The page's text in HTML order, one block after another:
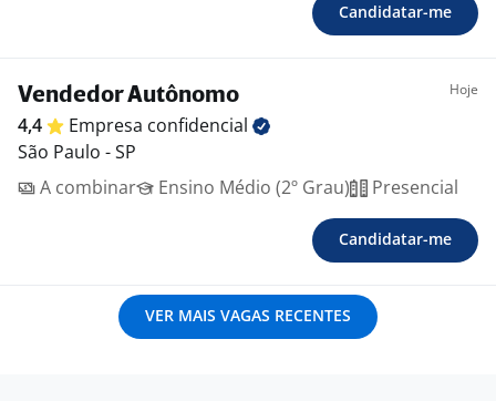
Candidatar-me
Vendedor Autônomo Hoje
4,4 Empresa confidencial
São Paulo - SP
A combinar
Ensino Médio (2º Grau) Presencial
Candidatar-me
VER MAIS VAGAS RECENTES